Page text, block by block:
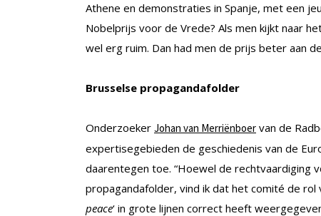
Athene en demonstraties in Spanje, met een
Nobelprijs voor de Vrede? Als men kijkt naar
wel erg ruim. Dan had men de prijs beter aan
Brusselse propagandafolder
Onderzoeker Johan van Merriënboer van de
expertisegebieden de geschiedenis van de
daarentegen toe. “Hoewel de rechtvaardiging
propagandafolder, vind ik dat het comité de rol
peace‘ in grote lijnen correct heeft